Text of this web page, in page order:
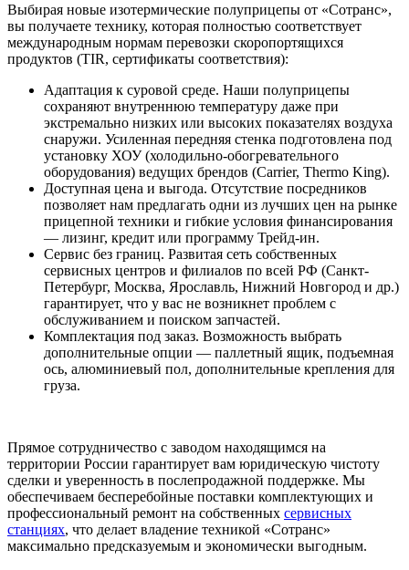
Выбирая новые изотермические полуприцепы от «Сотранс»,
вы получаете технику, которая полностью соответствует
международным нормам перевозки скоропортящихся
продуктов (TIR, сертификаты соответствия):
Адаптация к суровой среде. Наши полуприцепы
сохраняют внутреннюю температуру даже при
экстремально низких или высоких показателях воздуха
снаружи. Усиленная передняя стенка подготовлена под
установку ХОУ (холодильно-обогревательного
оборудования) ведущих брендов (Carrier, Thermo King).
Доступная цена и выгода. Отсутствие посредников
позволяет нам предлагать одни из лучших цен на рынке
прицепной техники и гибкие условия финансирования
— лизинг, кредит или программу Трейд-ин.
Сервис без границ. Развитая сеть собственных
сервисных центров и филиалов по всей РФ (Санкт-
Петербург, Москва, Ярославль, Нижний Новгород и др.)
гарантирует, что у вас не возникнет проблем с
обслуживанием и поиском запчастей.
Комплектация под заказ. Возможность выбрать
дополнительные опции — паллетный ящик, подъемная
ось, алюминиевый пол, дополнительные крепления для
груза.
Прямое сотрудничество с заводом находящимся на
территории России гарантирует вам юридическую чистоту
сделки и уверенность в послепродажной поддержке. Мы
обеспечиваем бесперебойные поставки комплектующих и
профессиональный ремонт на собственных сервисных
станциях, что делает владение техникой «Сотранс»
максимально предсказуемым и экономически выгодным.